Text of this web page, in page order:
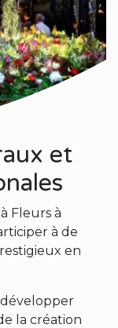
et
Fleurs à
à de
en
développer
la création